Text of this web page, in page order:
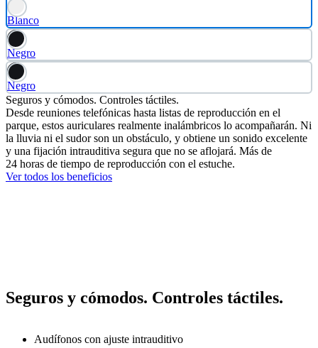
Blanco
Negro
Negro
Seguros y cómodos. Controles táctiles.
Desde reuniones telefónicas hasta listas de reproducción en el
parque, estos auriculares realmente inalámbricos lo acompañarán. Ni
la lluvia ni el sudor son un obstáculo, y obtiene un sonido excelente
y una fijación intrauditiva segura que no se aflojará. Más de
24 horas de tiempo de reproducción con el estuche.
Ver todos los beneficios
Seguros y cómodos. Controles táctiles.
Audífonos con ajuste intrauditivo